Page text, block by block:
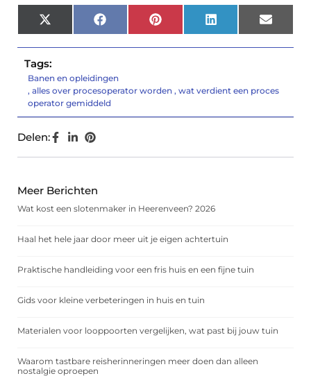
X
(Twitter)
FacebookPinterest LinkedIn Email
Tags:
Banen en opleidingen
, alles over procesoperator worden , wat verdient een proces
operator gemiddeld
Delen:
Meer Berichten
Wat kost een slotenmaker in Heerenveen? 2026
Haal het hele jaar door meer uit je eigen achtertuin
Praktische handleiding voor een fris huis en een fijne tuin
Gids voor kleine verbeteringen in huis en tuin
Materialen voor looppoorten vergelijken, wat past bij jouw tuin
Waarom tastbare reisherinneringen meer doen dan alleen
nostalgie oproepen